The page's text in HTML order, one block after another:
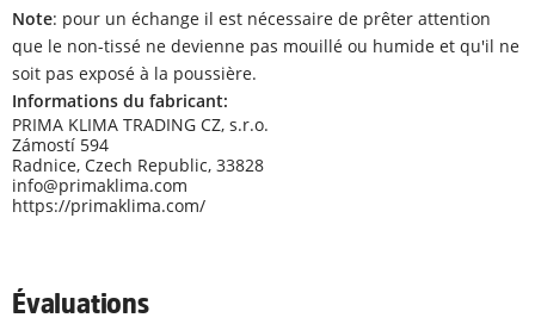
Note: pour un échange il est nécessaire de prêter attention
que le non-tissé ne devienne pas mouillé ou humide et qu'il ne
soit pas exposé à la poussière.
Informations du fabricant:
PRIMA KLIMA TRADING CZ, s.r.o.
Zámostí 594
Radnice, Czech Republic, 33828
info@primaklima.com
https://primaklima.com/
Évaluations